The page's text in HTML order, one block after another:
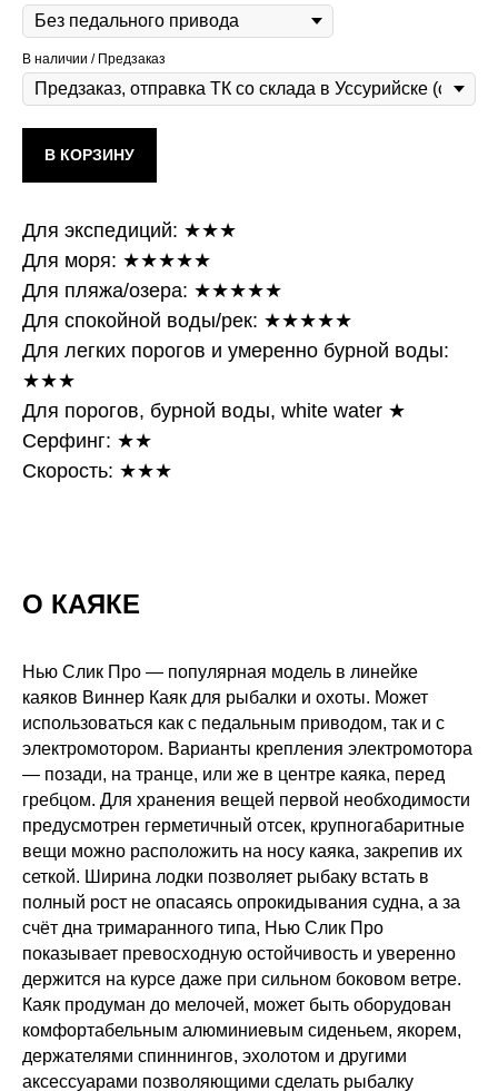
В наличии / Предзаказ
В КОРЗИНУ
Для экспедиций: ★★★
Для моря: ★★★★★
Для пляжа/озера: ★★★★★
Для спокойной воды/рек: ★★★★★
Для легких порогов и умеренно бурной воды:
★★★
Для порогов, бурной воды, white water ★
Серфинг: ★★
Скорость: ★★★
О КАЯКЕ
Нью Слик Про — популярная модель в линейке
каяков Виннер Каяк для рыбалки и охоты. Может
использоваться как с педальным приводом, так и с
электромотором. Варианты крепления электромотора
— позади, на транце, или же в центре каяка, перед
гребцом. Для хранения вещей первой необходимости
предусмотрен герметичный отсек, крупногабаритные
вещи можно расположить на носу каяка, закрепив их
сеткой. Ширина лодки позволяет рыбаку встать в
полный рост не опасаясь опрокидывания судна, а за
счёт дна тримаранного типа, Нью Слик Про
показывает превосходную остойчивость и уверенно
держится на курсе даже при сильном боковом ветре.
Каяк продуман до мелочей, может быть оборудован
комфортабельным алюминиевым сиденьем, якорем,
держателями спиннингов, эхолотом и другими
аксессуарами позволяющими сделать рыбалку